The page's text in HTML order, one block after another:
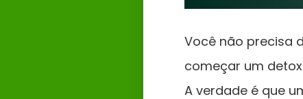
Você não precisa
começar um
A verdade é que